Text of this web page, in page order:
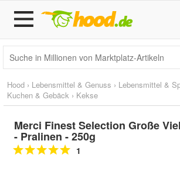
Hood › Lebensmittel & Genuss › Lebensmittel &
Kuchen & Gebäck › Kekse
Merci Finest Selection Große
- Pralinen - 250g
1